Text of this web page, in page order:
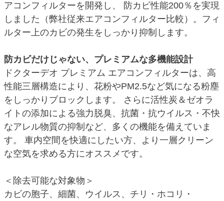
アコンフィルターを開発し、 防カビ性能200％を実現
しました（弊社従来エアコンフィルター比較）。フィ
ルター上のカビの発生をしっかり抑制します。
防カビだけじゃない、プレミアムな多機能設計
ドクターデオ プレミアム エアコンフィルターは、高
性能三層構造により、花粉やPM2.5など気になる粉塵
をしっかりブロックします。 さらに活性炭＆ゼオラ
イトの添加による強力脱臭、抗菌・抗ウイルス・不快
なアレル物質の抑制など、多くの機能を備えていま
す。 車内空間を快適にしたい方、より一層クリーン
な空気を求める方にオススメです。
＜除去可能な対象物＞
カビの胞子、細菌、ウイルス、チリ・ホコリ・